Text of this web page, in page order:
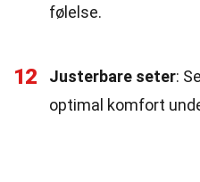
følelse.
12 Justerbare seter:
optimal komfort